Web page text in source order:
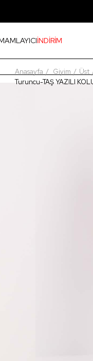
İNDİRİM
Anasayfa Giyim Üst
Turuncu-TAŞ YAZILI